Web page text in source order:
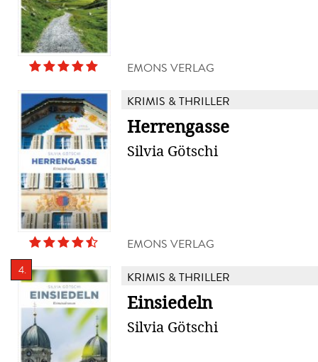
EMONS VERLAG
KRIMIS & THRILLER
Herrengasse
Silvia Götschi
EMONS VERLAG
4. KRIMIS & THRILLER
Einsiedeln
Silvia Götschi